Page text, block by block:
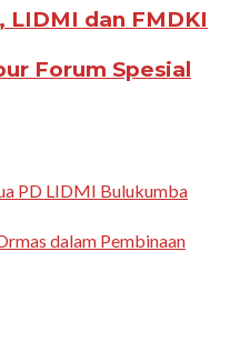
LIDMI dan FMDKI
Forum Spesial